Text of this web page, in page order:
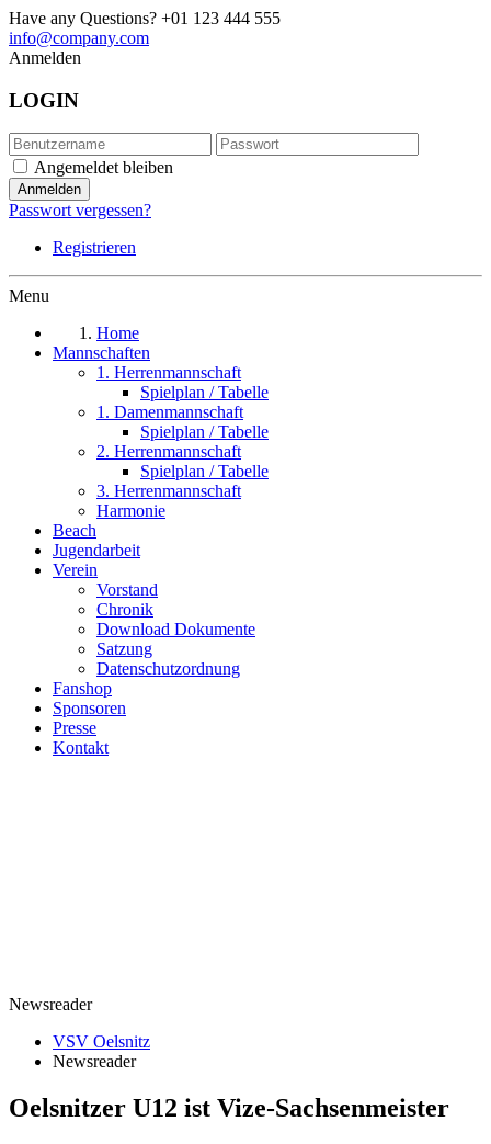
Have any Questions? +01 123 444 555
info@company.com
Anmelden
LOGIN
Angemeldet bleiben
Passwort vergessen?
Registrieren
Menu
Home
Mannschaften
1. Herrenmannschaft
Spielplan / Tabelle
1. Damenmannschaft
Spielplan / Tabelle
2. Herrenmannschaft
Spielplan / Tabelle
3. Herrenmannschaft
Harmonie
Beach
Jugendarbeit
Verein
Vorstand
Chronik
Download Dokumente
Satzung
Datenschutzordnung
Fanshop
Sponsoren
Presse
Kontakt
Newsreader
VSV Oelsnitz
Newsreader
Oelsnitzer U12 ist Vize-Sachsenmeister